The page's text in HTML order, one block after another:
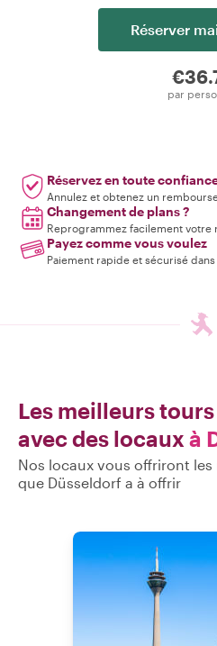
Réserver
par
Réservez en toute
Annulez et obtenez un
Changement de plans ?
Reprogrammez facilement votre
Payez comme vous voulez
Paiement rapide et sécurisé
Les meilleurs
avec des locaux à
Nos locaux vous offriront
que Düsseldorf a à offrir